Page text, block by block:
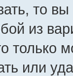
то
из
только
или